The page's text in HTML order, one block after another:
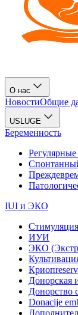
О нас
НовостиОбщие
USLUGE
Беременность
IUI и ЭКО
ИУИ
ЭКО
Донорская
Донорство
Donacije